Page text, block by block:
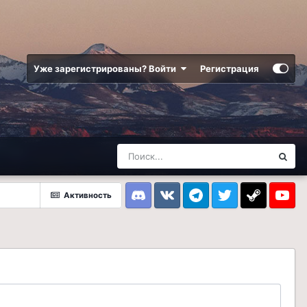
Уже зарегистрированы? Войти Регистрация
Активность
DiscordVK TelegramTwitter Steam